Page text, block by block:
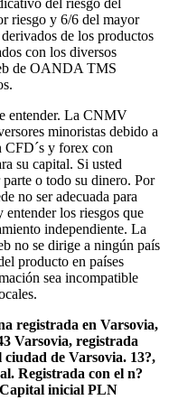
del riesgo del
riesgo y 6/6 del mayor
de los productos
con los diversos
de OANDA TMS
entender. La CNMV
minoristas debido a
CFD´s y forex con
su capital. Si usted
o todo su dinero. Por
no ser adecuada para
entender los riesgos que
independiente. La
no se dirige a ningún país
producto en países
sea incompatible
registrada en Varsovia,
Varsovia, registrada
de Varsovia. 13?,
Registrada con el n?
Capital inicial PLN